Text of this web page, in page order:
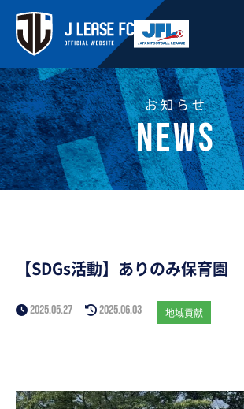
お知らせ
【SDGs活動】ありのみ保育園
2025.05.27 2025.06.03 地域貢献